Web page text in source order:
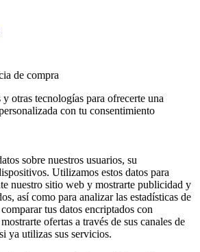
de compra
otras tecnologías para ofrecerte una
con tu consentimiento
sobre nuestros usuarios, su
Utilizamos estos datos para
nuestro sitio web y mostrarte publicidad y
así como para analizar las estadísticas de
tus datos encriptados con
ofertas a través de sus canales de
ya utilizas sus servicios.